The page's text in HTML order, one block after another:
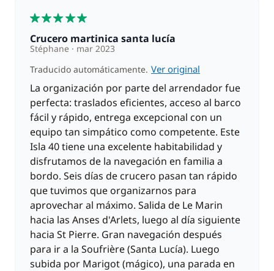
Crucero martinica santa lucía
Stéphane
mar 2023
Traducido automáticamente. Ver original
La organización por parte del arrendador fue
perfecta: traslados eficientes, acceso al barco
fácil y rápido, entrega excepcional con un
equipo tan simpático como competente. Este
Isla 40 tiene una excelente habitabilidad y
disfrutamos de la navegación en familia a
bordo. Seis días de crucero pasan tan rápido
que tuvimos que organizarnos para
aprovechar al máximo. Salida de Le Marin
hacia las Anses d'Arlets, luego al día siguiente
hacia St Pierre. Gran navegación después
para ir a la Soufrière (Santa Lucía). Luego
subida por Marigot (mágico), una parada en